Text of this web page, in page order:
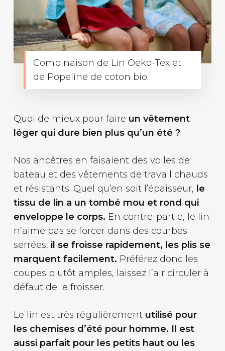
Combinaison de Lin Oeko-Tex et
de Popeline de coton bio.
Quoi de mieux pour faire un vêtement
léger qui dure bien plus qu’un été ?
Nos ancêtres en faisaient des voiles de
bateau et des vêtements de travail chauds
et résistants. Quel qu’en soit l’épaisseur, le
tissu de lin a un tombé mou et rond qui
enveloppe le corps. En contre-partie, le lin
n’aime pas se forcer dans des courbes
serrées, il se froisse rapidement, les plis se
marquent facilement. Préférez donc les
coupes plutôt amples, laissez l’air circuler à
défaut de le froisser.
Le lin est très régulièrementutilisé pour
les chemises d’été pour homme. Il est
aussi parfait pour les petits haut ou les